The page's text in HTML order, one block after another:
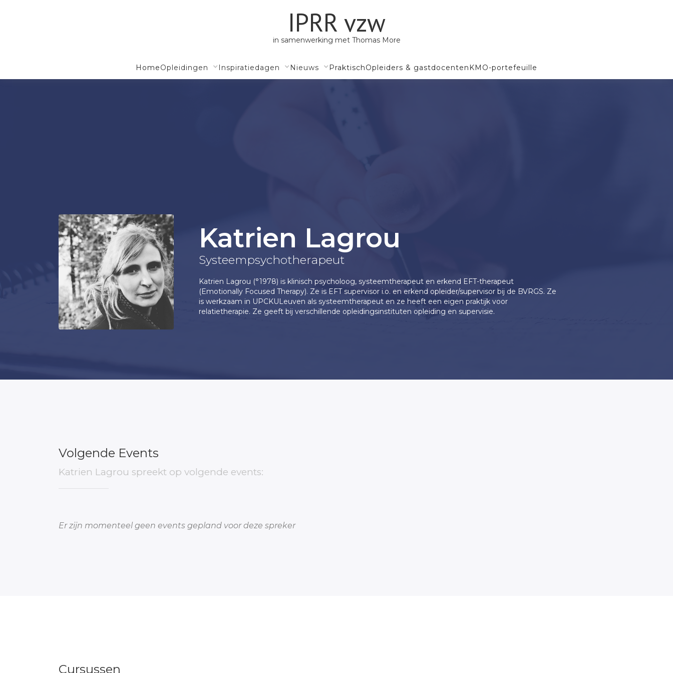
IPRR vzw
in samenwerking met Thomas More
HomeOpleidingen Inspiratiedagen Nieuws PraktischOpleiders & gastdocenten KMO-portefeuille
Katrien Lagrou
Systeempsychotherapeut
Katrien Lagrou (°1978) is klinisch psycholoog, systeemtherapeut en erkend EFT-therapeut
(Emotionally Focused Therapy). Ze is EFT supervisor i.o. en erkend opleider/supervisor bij de BVRGS. Ze
is werkzaam in UPCKULeuven als systeemtherapeut en ze heeft een eigen praktijk voor
relatietherapie. Ze geeft bij verschillende opleidingsinstituten opleiding en supervisie.
Volgende Events
Katrien Lagrou spreekt op volgende events:
Er zijn momenteel geen events gepland voor deze spreker
Cursussen